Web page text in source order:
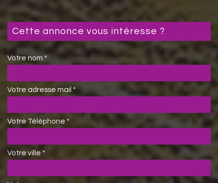
cette annonce vous intéresse ?
Votre nom *
Votre adresse mail *
Votre Téléphone *
Votre ville *